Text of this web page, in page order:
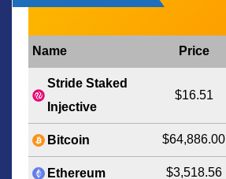
Name Price
Stride Staked
Injective
$16.51
Bitcoin $64,886.00
Ethereum $3,518.56